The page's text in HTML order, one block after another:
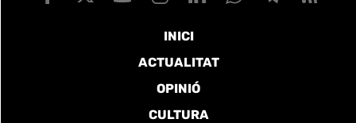
INICI
ACTUALITAT
OPINIÓ
CULTURA